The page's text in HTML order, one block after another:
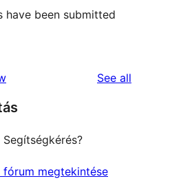
have been submitted
See all
Segítségkérés?
fórum megtekintése